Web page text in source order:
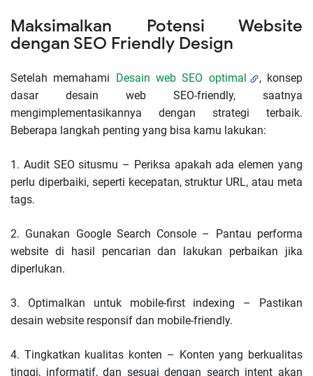
Maksimalkan Potensi Website
dengan SEO Friendly Design
Setelah memahami Desain web SEO optimal , konsep
dasar desain web SEO-friendly, saatnya
mengimplementasikannya dengan strategi terbaik.
Beberapa langkah penting yang bisa kamu lakukan:
1. Audit SEO situsmu – Periksa apakah ada elemen yang
perlu diperbaiki, seperti kecepatan, struktur URL, atau meta
tags.
2. Gunakan Google Search Console – Pantau performa
website di hasil pencarian dan lakukan perbaikan jika
diperlukan.
3. Optimalkan untuk mobile-first indexing – Pastikan
desain website responsif dan mobile-friendly.
4. Tingkatkan kualitas konten – Konten yang berkualitas
tinggi, informatif, dan sesuai dengan search intent akan